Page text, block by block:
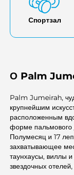
Спортзал
О Palm
Palm Jumeirah,
крупнейшим
расположенным
форме пальмового
Полумесяц и 17
захватывающее
таунхаусы, виллы
звездочных